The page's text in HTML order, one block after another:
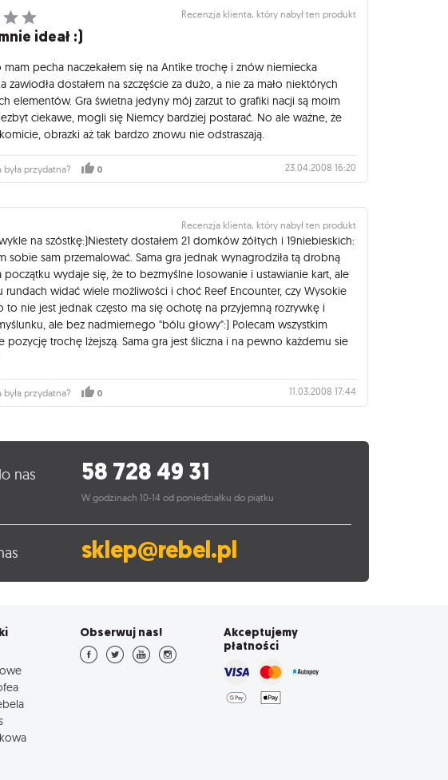
Recenzja klienta, który nabył ten produkt
ideał :)
mam pecha naczekałem się na Antike trochę i znów niemiecka
zawiodła dostałem na szczęście za dużo, a nie za mało niektórych
elementów. Gra świetna jedyny mój zarzut to grafiki nacji są moim
ciekawe, mogli się Niemcy bardziej postarać. No ale ważne, że
obrazki aż tak bardzo znowu nie odstraszają.
przydatna? 0 23.04.2008 16:20
Recenzja klienta, który nabył ten produkt
na szóstkę:)Niestety dostałem 21 domków żółtych i 19niebieskich:
sobie sam przemalować. Sama gra jednak wynagrodziła tą drobną
początku wydaje się, że to bezmyślne losowanie i ustawianie kart, ale
rundach widać wiele możliwości i choć Reef Encounter, czy Wysokie
to nie jest jednak często ma się ochotę na przyjemną rozrywkę i
ale bez nadmiernego "bólu głowy":) Polecam wszystkim
pozycję trochę lżejszą. Sama gra jest śliczna i na pewno każdemu sie
przydatna? 0 11.03.2008 17:44
nas 58 728 49 31
W godzinach 10-14 od poniedziałku do piątku
sklep@rebel.pl
Obserwuj nas!
Akceptujemy
płatności